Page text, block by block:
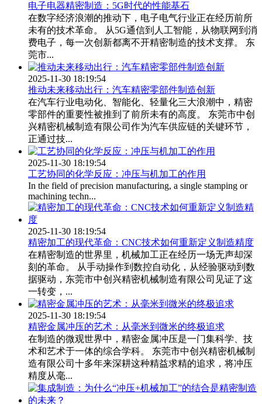
电子电器精密制造：5G时代的性能基石
在数字经济浪潮的推动下，电子电气行业正在经历前所
未有的技术革命。 从5G通信到人工智能，从物联网到消
费电子，每一次创新都离不开精密制造的技术支撑。 东
莞市...
2025-11-30 18:19:54
推动未来移动出行：汽车精密零部件制造创新
在汽车行业电动化、智能化、轻量化三大浪潮中，精密
零部件的重要性被推到了前所未有的高度。 东莞市中创
兴精密机械制造有限公司作为汽车供应链的关键环节，
正通过技...
2025-11-30 18:19:54
工艺协同的化学反应：冲压与机加工的作用
In the field of precision manufacturing, a single stamping or
machining techn...
2025-11-30 18:19:54
精密加工的现代革命：CNC技术如何重新定义制造精度
在精密制造的世界里，机械加工正在经历一场无声却深
刻的革命。 从手动操作到数控自动化，从经验驱动到数
据驱动，东莞市中创兴精密机械制造有限公司见证了这
一转变，...
2025-11-30 18:19:54
精密金属冲压的艺术：从毫米到微米的终极追求
在制造的微观世界中，精密金属冲压是一门集科学、技
术和艺术于一体的综合学科。 东莞市中创兴精密机械制
造有限公司十多年来深耕这种精益求精的追求，将冲压
精度从毫...